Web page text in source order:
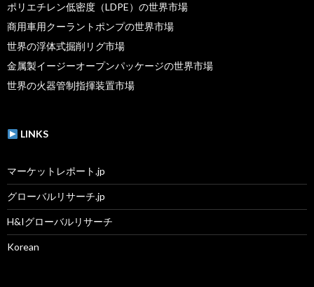
ポリエチレン低密度（LDPE）の世界市場
商用車用クーラントポンプの世界市場
世界の浮体式掘削リグ市場
金属製イージーオープンパッケージの世界市場
世界の火器管制指揮装置市場
LINKS
マーケットレポート.jp
グローバルリサーチ.jp
H&Iグローバルリサーチ
Korean